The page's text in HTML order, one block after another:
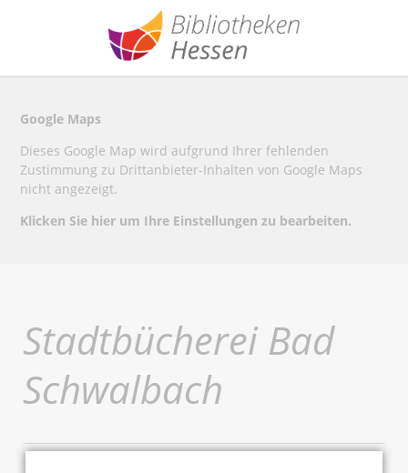
Google Maps
Dieses Google Map wird aufgrund Ihrer fehlenden
Zustimmung zu Drittanbieter-Inhalten von Google Maps
nicht angezeigt.
Klicken Sie hier um Ihre Einstellungen zu bearbeiten.
Stadtbücherei Bad
Schwalbach